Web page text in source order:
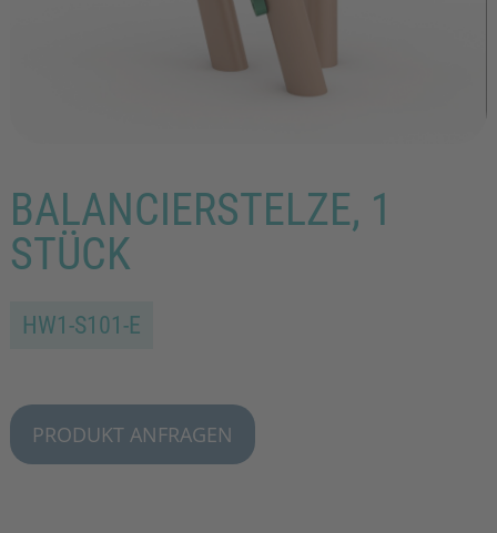
BALANCIERSTELZE, 1
STÜCK
HW1-S101-E
PRODUKT ANFRAGEN